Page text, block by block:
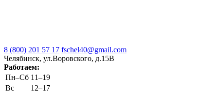
8 (800) 201 57 17 fschel40@gmail.com
Челябинск, ул.Воровского, д.15В
Работаем:
Пн–Cб 11–19
Вс
12–17